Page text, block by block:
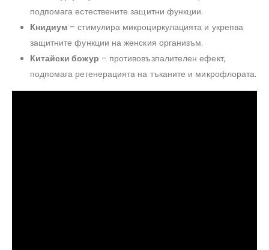
подпомага естествените защитни функции.
Книдиум – стимулира микроциркулацията и укрепва
защитните функции на женския организъм.
Китайски божур – противовъзпалителен ефект,
подпомага регенерацията на тъканите и микрофлората.